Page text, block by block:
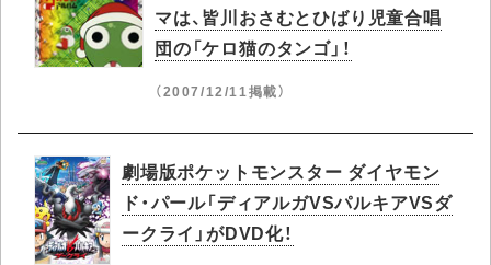
マは、皆川おさむとひばり児童合唱
団の「ケロ猫のタンゴ」！
（2007/12/11掲載）
劇場版ポケットモンスター ダイヤモン
ド・パール「ディアルガVSパルキアVSダ
ークライ」がDVD化！